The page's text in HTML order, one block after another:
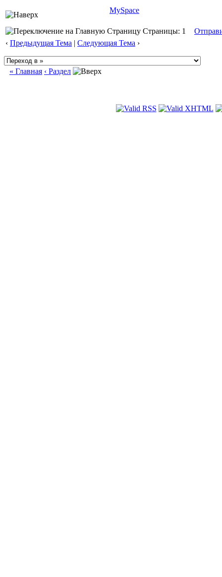
MySpace
Страницы: 1
‹ Предыдущая Тема | Следующая Тема ›
« Главная ‹ Раздел